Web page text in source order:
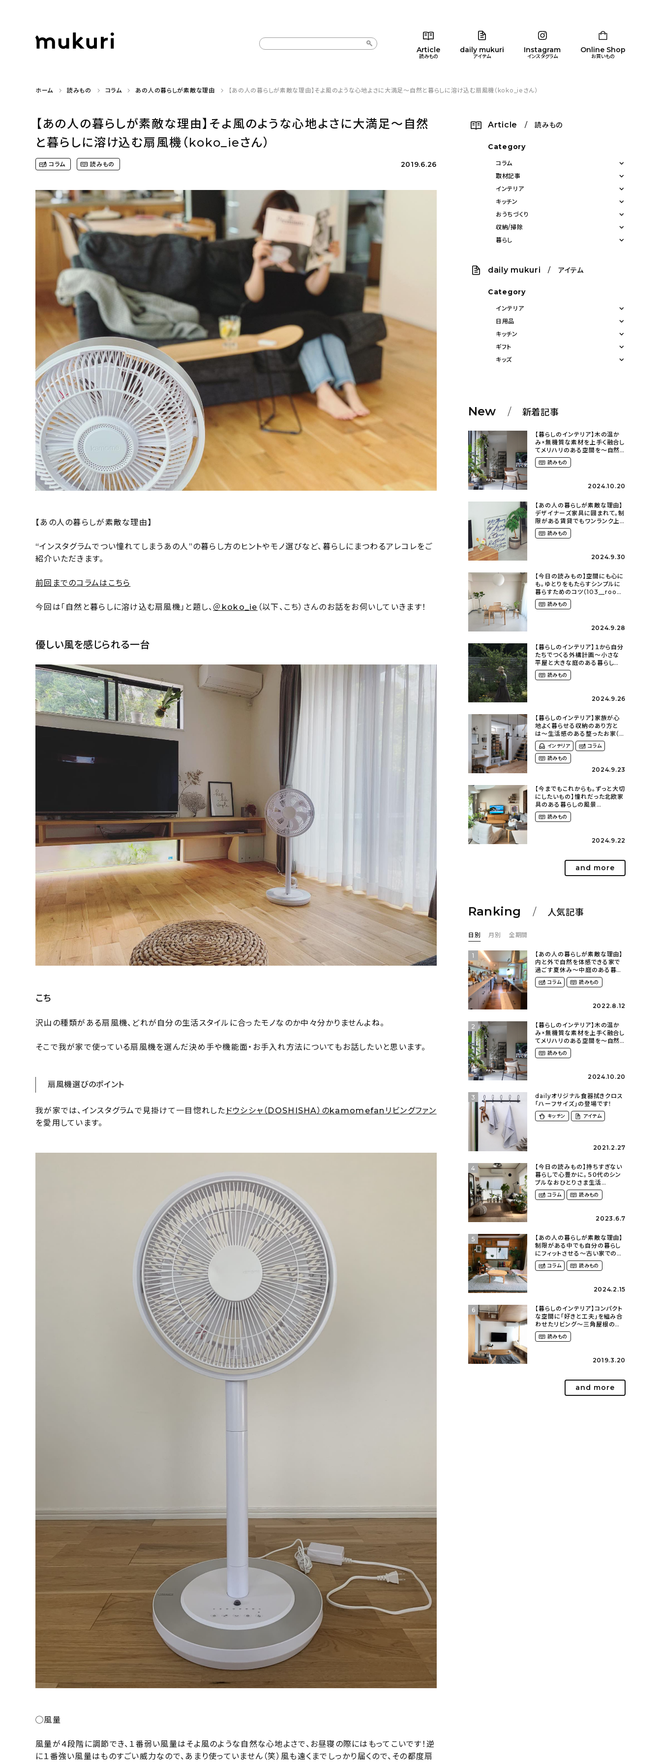
Article
読みもの
daily mukuri
アイテム
Instagram
インスタグラム
Online Shop
お買いもの
カテゴリー一覧 コラム 暮らし
カテゴリー一覧 インテリア
ホーム 読みもの コラム あの人の暮らしが素敵な理由 【あの人の暮らしが素敵な理由】そよ風のような心地よさに大満足〜自然と暮らしに溶け込む扇風機（koko_ieさん）
【あの人の暮らしが素敵な理由】そよ風のような心地よさに大満足〜自然
と暮らしに溶け込む扇風機（koko_ieさん）
コラム 読みもの 2019.6.26
【あの人の暮らしが素敵な理由】
“インスタグラムでつい憧れてしまうあの人”の暮らし方のヒントやモノ選びなど、暮らしにまつわるアレコレをご
紹介いただきます。
前回までのコラムはこちら
今回は「自然と暮らしに溶け込む扇風機」と題し、 ＠koko_ie （以下、こち）さんのお話をお伺いしていきます！
優しい風を感じられる一台
こち
沢山の種類がある扇風機、どれが自分の生活スタイルに合ったモノなのか中々分かりませんよね。
そこで我が家で使っている扇風機を選んだ決め手や機能面・お手入れ方法についてもお話したいと思います。
扇風機選びのポイント
我が家では、インスタグラムで見掛けて一目惚れした ドウシシャ（DOSHISHA）のkamomefanリビングファン
を愛用しています。
◯風量
風量が４段階に調節でき、１番弱い風量はそよ風のような自然な心地よさで、お昼寝の際にはもってこいです！逆
に１番強い風量はものすごい威力なので、あまり使っていません（笑）風も遠くまでしっかり届くので、その都度扇
Article / 読みもの
Category
コラム
取材記事
インテリア
キッチン
おうちづくり
収納/掃除
暮らし
daily mukuri / アイテム
Category
インテリア
日用品
キッチン
ギフト
キッズ
New 新着記事
【暮らしのインテリア】木の温か
み×無機質な素材を上手く融合し
てメリハリのある空間を〜自然
に囲まれて暮らす（ki_no_ieさ
ん） 読みもの
2024.10.20
【あの人の暮らしが素敵な理由】
デザイナーズ家具に囲まれて。制
限がある賃貸でもワンランク上
のお部屋に〜狭くても好きな暮
らしのこと（_____chika708さ
読みもの
2024.9.30
【今日の読みもの】空間にも心に
も。ゆとりをもたらすシンプルに
暮らすためのコツ（103__room
さん）
読みもの
2024.9.28
【暮らしのインテリア】１から自分
たちでつくる外構計画〜小さな
平屋と大きな庭のある暮らし
（tsumikiniwaさん）
読みもの
2024.9.26
【暮らしのインテリア】家族が心
地よく暮らせる収納のあり方と
は〜生活感のある整ったお家（
kaya___ieさん）
インテリア
コラム
読みもの
2024.9.23
【今までもこれからも。ずっと大切
にしたいもの】憧れだった北欧家
具のある暮らしの風景
（m._.k_homeさん）
読みもの
2024.9.22
and more
Ranking 人気記事
日別 月別 全期間
1
【あの人の暮らしが素敵な理由】
内と外で自然を体感できる家で
過ごす夏休み〜中庭のある暮ら
し（yume_2700さん）
コラム 読みもの
2022.8.12
2
【暮らしのインテリア】木の温か
み×無機質な素材を上手く融合し
てメリハリのある空間を〜自然
に囲まれて暮らす（ki_no_ieさ
ん） 読みもの
2024.10.20
3
dailyオリジナル食器拭きクロス
「ハーフサイズ」の登場です！
キッチン アイテム
2021.2.27
4
【今日の読みもの】持ちすぎない
暮らしで心豊かに。５０代のシン
プルなおひとりさま生活
（ohitorisama_kurasiさん）
コラム 読みもの
2023.6.7
5
【あの人の暮らしが素敵な理由】
制限がある中でも自分の暮らし
にフィットさせる〜古い家での暮
らしを楽しむ（idasanchiさん）
コラム 読みもの
2024.2.15
6
【暮らしのインテリア】コンパクト
な空間に「好きと工夫」を組み合
わせたリビング～三角屋根のモ
ダンハウス（yu______oo.ooさ
ん） 読みもの
2019.3.20
and more